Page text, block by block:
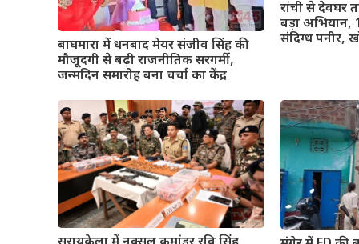
बाघमारा में धनबाद मेयर संजीव सिंह की
मौजूदगी से बढ़ी राजनीतिक सरगर्मी,
जन्मदिन समारोह बना चर्चा का केंद्र
रांची से देवघर
बड़ा अभियान,
संदिग्ध पनीर,